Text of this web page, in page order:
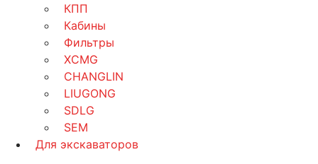
КПП
Кабины
Фильтры
XCMG
CHANGLIN
LIUGONG
SDLG
SEM
Для экскаваторов